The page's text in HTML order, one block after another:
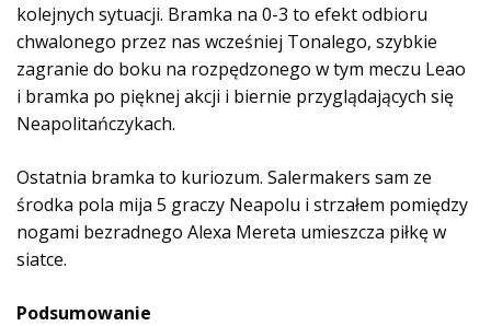
kolejnych sytuacji. Bramka na 0-3 to efekt odbioru
chwalonego przez nas wcześniej Tonalego, szybkie
zagranie do boku na rozpędzonego w tym meczu Leao
i bramka po pięknej akcji i biernie przyglądających się
Neapolitańczykach.
Ostatnia bramka to kuriozum. Salermakers sam ze
środka pola mija 5 graczy Neapolu i strzałem pomiędzy
nogami bezradnego Alexa Mereta umieszcza piłkę w
siatce.
Podsumowanie